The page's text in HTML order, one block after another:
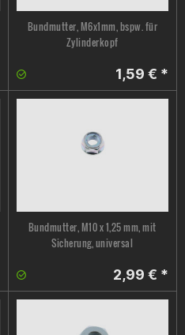
Bundmutter, M6x1mm, bspw. für
Zylinderkopf
1,59 € *
Bundmutter, M10 x 1,25 mm, mit
Sicherung, universal
2,99 € *